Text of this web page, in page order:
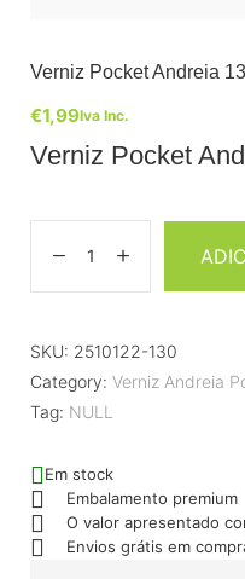
Verniz Pocket Andreia
€1,99Iva Inc.
Verniz Pocket
SKU: 2510122-130
Category: Verniz Andreia
Tag: NULL
Em stock
Embalamento premium
O valor apresentado
Envios grátis em